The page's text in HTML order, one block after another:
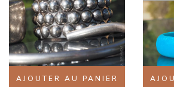
AJOUTER AU PANIER